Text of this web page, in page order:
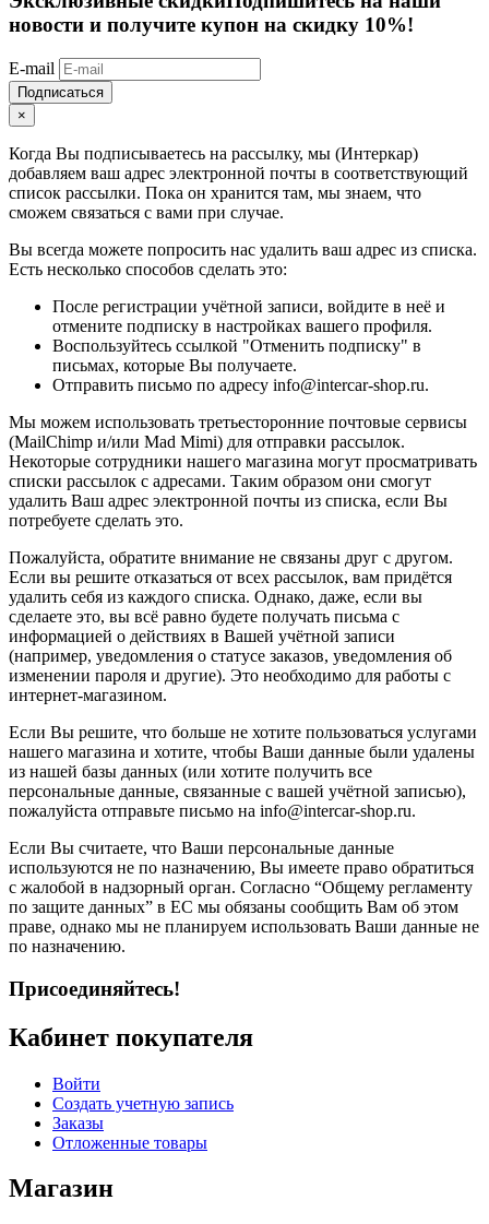
новости и получите купон на скидку 10%!
E-mail
Подписаться
×
Когда Вы подписываетесь на рассылку, мы (Интеркар)
добавляем ваш адрес электронной почты в соответствующий
список рассылки. Пока он хранится там, мы знаем, что
сможем связаться с вами при случае.
Вы всегда можете попросить нас удалить ваш адрес из списка.
Есть несколько способов сделать это:
После регистрации учётной записи, войдите в неё и
отмените подписку в настройках вашего профиля.
Воспользуйтесь ссылкой "Отменить подписку" в
письмах, которые Вы получаете.
Отправить письмо по адресу info@intercar-shop.ru.
Мы можем использовать третьесторонние почтовые сервисы
(MailChimp и/или Mad Mimi) для отправки рассылок.
Некоторые сотрудники нашего магазина могут просматривать
списки рассылок с адресами. Таким образом они смогут
удалить Ваш адрес электронной почты из списка, если Вы
потребуете сделать это.
Пожалуйста, обратите внимание не связаны друг с другом.
Если вы решите отказаться от всех рассылок, вам придётся
удалить себя из каждого списка. Однако, даже, если вы
сделаете это, вы всё равно будете получать письма с
информацией о действиях в Вашей учётной записи
(например, уведомления о статусе заказов, уведомления об
изменении пароля и другие). Это необходимо для работы с
интернет-магазином.
Если Вы решите, что больше не хотите пользоваться услугами
нашего магазина и хотите, чтобы Ваши данные были удалены
из нашей базы данных (или хотите получить все
персональные данные, связанные с вашей учётной записью),
пожалуйста отправьте письмо на info@intercar-shop.ru.
Если Вы считаете, что Ваши персональные данные
используются не по назначению, Вы имеете право обратиться
с жалобой в надзорный орган. Согласно “Общему регламенту
по защите данных” в ЕС мы обязаны сообщить Вам об этом
праве, однако мы не планируем использовать Ваши данные не
по назначению.
Присоединяйтесь!
Кабинет покупателя
Войти
Создать учетную запись
Заказы
Отложенные товары
Магазин